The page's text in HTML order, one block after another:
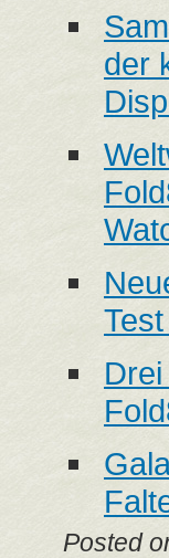
der
Posted